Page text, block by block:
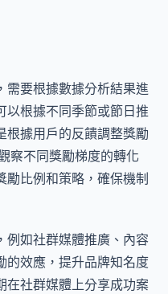
需要根據數據分析結果進
以根據不同季節或節日推
根據用戶的反饋調整獎勵
察不同獎勵梯度的轉化
勵比例和策略，確保機制
例如社群媒體推廣、內容
的效應，提升品牌知名度
在社群媒體上分享成功案